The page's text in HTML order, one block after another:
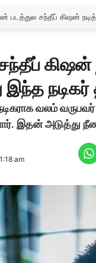
படத்துல சந்தீப் கிஷன்
கிஷன்
இந்த
வலம்
இதன் அடுத்து
am